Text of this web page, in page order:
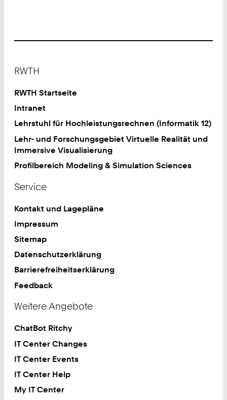
RWTH
RWTH Startseite
Intranet
Lehrstuhl für Hochleistungsrechnen (Informatik 12)
Lehr- und Forschungsgebiet Virtuelle Realität und
Immersive Visualisierung
Profilbereich Modeling & Simulation Sciences
Service
Kontakt und Lagepläne
Impressum
Sitemap
Datenschutzerklärung
Barrierefreiheitserklärung
Feedback
Weitere Angebote
ChatBot Ritchy
IT Center Changes
IT Center Events
IT Center Help
My IT Center